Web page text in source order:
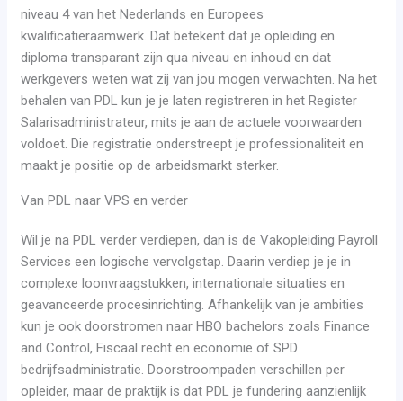
niveau 4 van het Nederlands en Europees
kwalificatieraamwerk. Dat betekent dat je opleiding en
diploma transparant zijn qua niveau en inhoud en dat
werkgevers weten wat zij van jou mogen verwachten. Na het
behalen van PDL kun je je laten registreren in het Register
Salarisadministrateur, mits je aan de actuele voorwaarden
voldoet. Die registratie onderstreept je professionaliteit en
maakt je positie op de arbeidsmarkt sterker.
Van PDL naar VPS en verder
Wil je na PDL verder verdiepen, dan is de Vakopleiding Payroll
Services een logische vervolgstap. Daarin verdiep je je in
complexe loonvraagstukken, internationale situaties en
geavanceerde procesinrichting. Afhankelijk van je ambities
kun je ook doorstromen naar HBO bachelors zoals Finance
and Control, Fiscaal recht en economie of SPD
bedrijfsadministratie. Doorstroompaden verschillen per
opleider, maar de praktijk is dat PDL je fundering aanzienlijk